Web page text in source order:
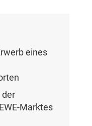
eines
Marktes